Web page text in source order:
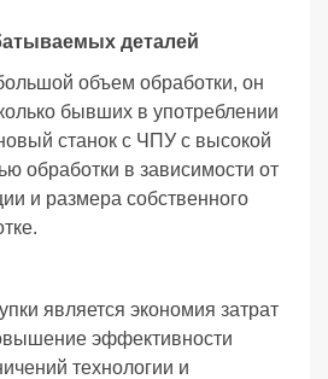
деталей
объем обработки, он
бывших в употреблении
станок с ЧПУ с высокой
обработки в зависимости от
и размера собственного
является экономия затрат
эффективности
технологии и